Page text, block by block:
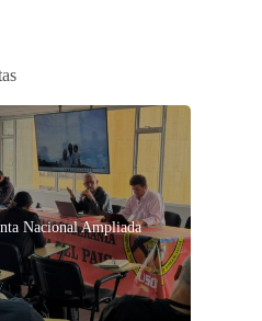
Nacional Ampliada